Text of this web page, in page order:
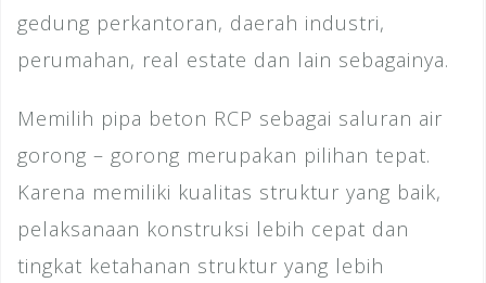
gedung perkantoran, daerah industri,
perumahan, real estate dan lain sebagainya.
Memilih pipa beton RCP sebagai saluran air
gorong – gorong merupakan pilihan tepat.
Karena memiliki kualitas struktur yang baik,
pelaksanaan konstruksi lebih cepat dan
tingkat ketahanan struktur yang lebih